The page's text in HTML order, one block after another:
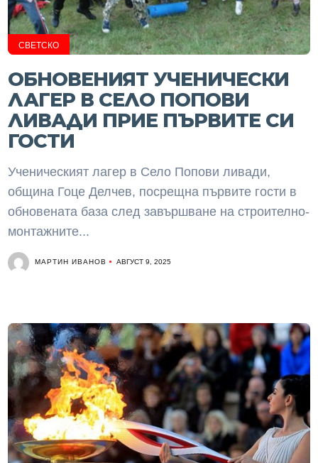
СВЕТСКО
ОБНОВЕНИЯТ УЧЕНИЧЕСКИ
ЛАГЕР В СЕЛО ПОПОВИ
ЛИВАДИ ПРИЕ ПЪРВИТЕ СИ
ГОСТИ
Ученическият лагер в Село Попови ливади,
община Гоце Делчев, посрещна първите гости в
обновената база след завършване на строително-
монтажните...
МАРТИН ИВАНОВ АВГУСТ 9, 2025